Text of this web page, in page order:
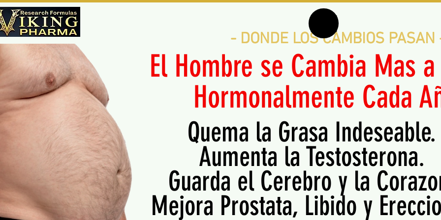
Quema la Grasa Indeseable.
Aumenta la Testosterona.
Guarda el Cerebro y la
Mejora Prostata, Libido y
El Hombre se Cambia Mas
Hormonalmente Cada
- DONDE LOS CAMBIOS PASAN
- DONDE LOS CAMBIOS PASAN